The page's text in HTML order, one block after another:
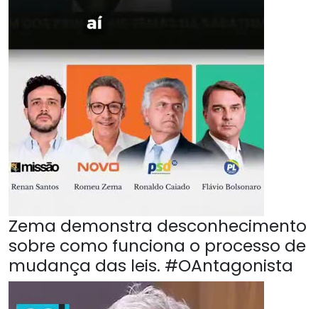
Zema demonstra desconhecimento
sobre como funciona o processo de
mudança das leis. #OAntagonista